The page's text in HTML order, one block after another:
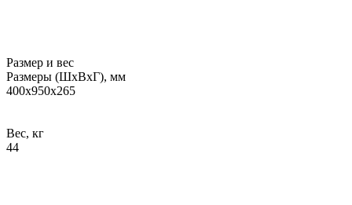
Размер и вес
Размеры (ШхВхГ), мм
400х950х265
Вес, кг
44